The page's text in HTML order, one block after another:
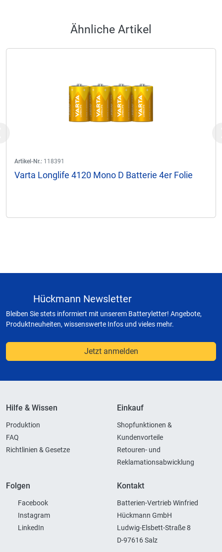
Ähnliche Artikel
Artikel-Nr.: 118391
Varta Longlife 4120 Mono D Batterie 4er Folie
Hückmann Newsletter
Bleiben Sie stets informiert mit unserem Batteryletter! Angebote,
Produktneuheiten, wissenswerte Infos und vieles mehr.
Jetzt anmelden
Hilfe & Wissen
Produktion
FAQ
Richtlinien & Gesetze
Einkauf
Shopfunktionen &
Kundenvorteile
Retouren- und
Reklamationsabwicklung
Folgen
Facebook
Instagram
LinkedIn
Kontakt
Batterien-Vertrieb Winfried
Hückmann GmbH
Ludwig-Elsbett-Straße 8
D-97616 Salz